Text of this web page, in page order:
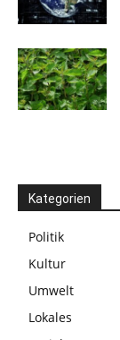
Kategorien
Politik
Kultur
Umwelt
Lokales